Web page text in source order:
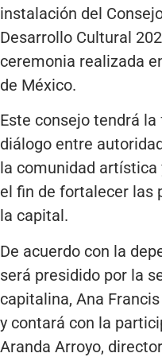
instalación del
Desarrollo Cultural
ceremonia realizada
de México.
Este consejo tendrá
diálogo entre
la comunidad artística
el fin de fortalecer las
la capital.
De acuerdo con la
será presidido por la
capitalina, Ana
y contará con la
Aranda Arroyo,